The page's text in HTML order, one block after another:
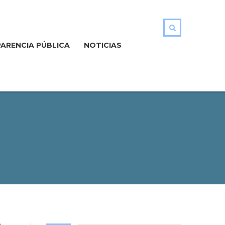
PÚBLICA NOTICIAS